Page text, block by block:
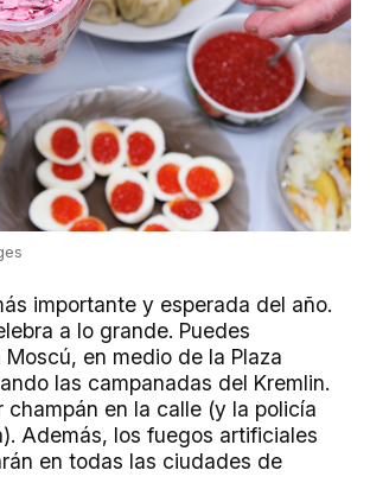
importante y esperada del año.
a lo grande. Puedes
Moscú, en medio de la Plaza
las campanadas del Kremlin.
champán en la calle (y la policía
Además, los fuegos artificiales
en todas las ciudades de